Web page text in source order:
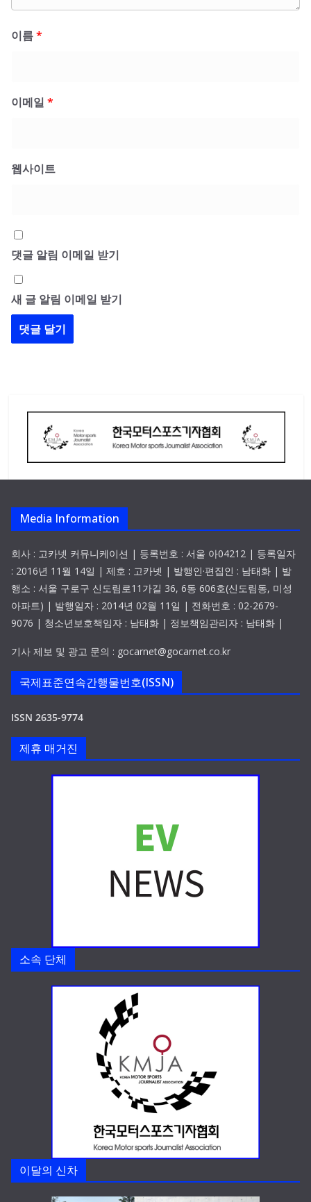
이름*
이메일 *
웹사이트
댓글 알림 이메일 받기
새 글 알림 이메일 받기
Media Information
회사 : 고카넷 커뮤니케이션 | 등록번호 : 서울 아04212 | 등록일자
: 2016년 11월 14일 | 제호 : 고카넷 | 발행인·편집인 : 남태화 | 발
행소 : 서울 구로구 신도림로11가길 36, 6동 606호(신도림동, 미성
아파트) | 발행일자 : 2014년 02월 11일 | 전화번호 : 02-2679-
9076 | 청소년보호책임자 : 남태화 | 정보책임관리자 : 남태화 |
기사 제보 및 광고 문의 : gocarnet@gocarnet.co.kr
국제표준연속간행물번호(ISSN)
ISSN 2635-9774
제휴 매거진
소속 단체
이달의 신차